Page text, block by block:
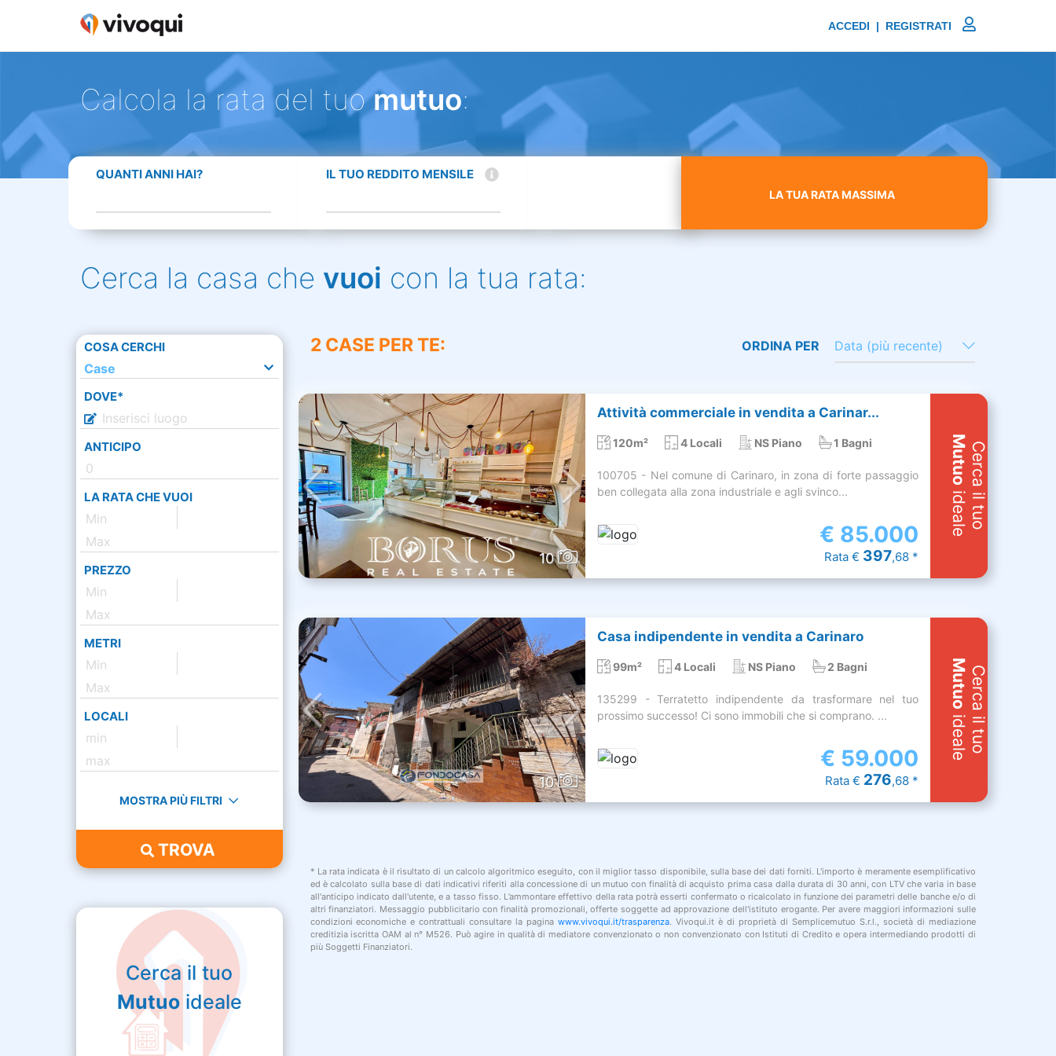
ACCEDI | REGISTRATI
Calcola la rata del tuomutuo:
QUANTI ANNI HAI? IL TUO REDDITO MENSILE
LA TUA RATA MASSIMA
Cerca la casa che vuoi con la tua rata:
COSA CERCHI
Case
DOVE*
ANTICIPO
LA RATA CHE VUOI
PREZZO
METRI
LOCALI
MOSTRA PIÙ FILTRI
TROVA
Cerca il tuo
Mutuoideale
2 CASE PER TE: ORDINA PER Data (più recente)
10
Attività commerciale in vendita a Carinar...
120m² 4 Locali NS Piano 1 Bagni
100705 - Nel comune di Carinaro, in zona di forte passaggio
ben collegata alla zona industriale e agli svinco...
€ 85.000
Rata € 397,68 *
Cerca il tuo
Mutuo
ideale
10
Casa indipendente in vendita a Carinaro
99m² 4 Locali NS Piano 2 Bagni
135299 - Terratetto indipendente da trasformare nel tuo
prossimo successo! Ci sono immobili che si comprano. ...
€ 59.000
Rata € 276,68 *
Cerca il tuo
Mutuo
ideale
* La rata indicata è il risultato di un calcolo algoritmico eseguito, con il miglior tasso disponibile, sulla base dei dati forniti. L'importo è meramente esemplificativo
ed è calcolato sulla base di dati indicativi riferiti alla concessione di un mutuo con finalità di acquisto prima casa dalla durata di 30 anni, con LTV che varia in base
all'anticipo indicato dall'utente, e a tasso fisso. L’ammontare effettivo della rata potrà esserti confermato o ricalcolato in funzione dei parametri delle banche e/o di
altri finanziatori. Messaggio pubblicitario con finalità promozionali, offerte soggette ad approvazione dell'istituto erogante. Per avere maggiori informazioni sulle
condizioni economiche e contrattuali consultare la paginawww.vivoqui.it/trasparenza. Vivoqui.it è di proprietà di Semplicemutuo S.r.l., società di mediazione
creditizia iscritta OAM al n° M526. Può agire in qualità di mediatore convenzionato o non convenzionato con Istituti di Credito e opera intermediando prodotti di
più Soggetti Finanziatori.